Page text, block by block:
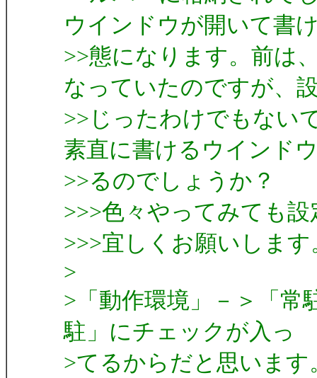
ウインドウが開いて書
>>態になります。前は
なっていたのですが、
>>じったわけでもない
素直に書けるウインド
>>るのでしょうか？
>>>色々やってみても
>>>宜しくお願いします
>
>「動作環境」－＞「常
駐」にチェックが入っ
>てるからだと思います